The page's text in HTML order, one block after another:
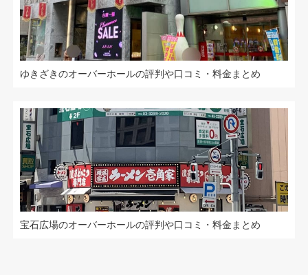
ゆきざきのオーバーホールの評判や口コミ・料金まとめ
宝石広場のオーバーホールの評判や口コミ・料金まとめ